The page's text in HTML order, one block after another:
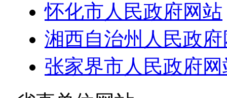
怀化市人民政府网站
湘西自治州人民政
张家界市人民政府网